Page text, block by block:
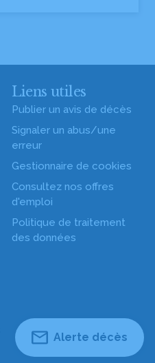
Alerte décès
Liens utiles
Publier un avis de décès
Signaler un abus/une
erreur
Gestionnaire de cookies
Consultez nos offres
d'emploi
Politique de traitement
des données